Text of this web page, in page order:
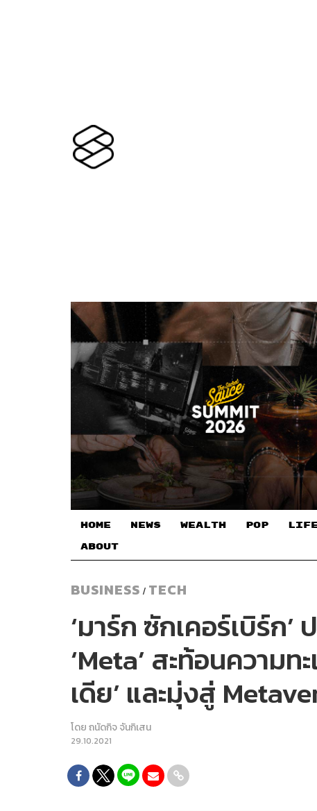
HOME NEWS WEALTH POP LIFE
ABOUT
BUSINESS / TECH
‘มาร์ก ซักเคอร์เบิร์ก
‘Meta’ สะท้อนความ
เดีย’ และมุ่งสู่
โดยถนัดกิจ จันกิเสน
29.10.2021